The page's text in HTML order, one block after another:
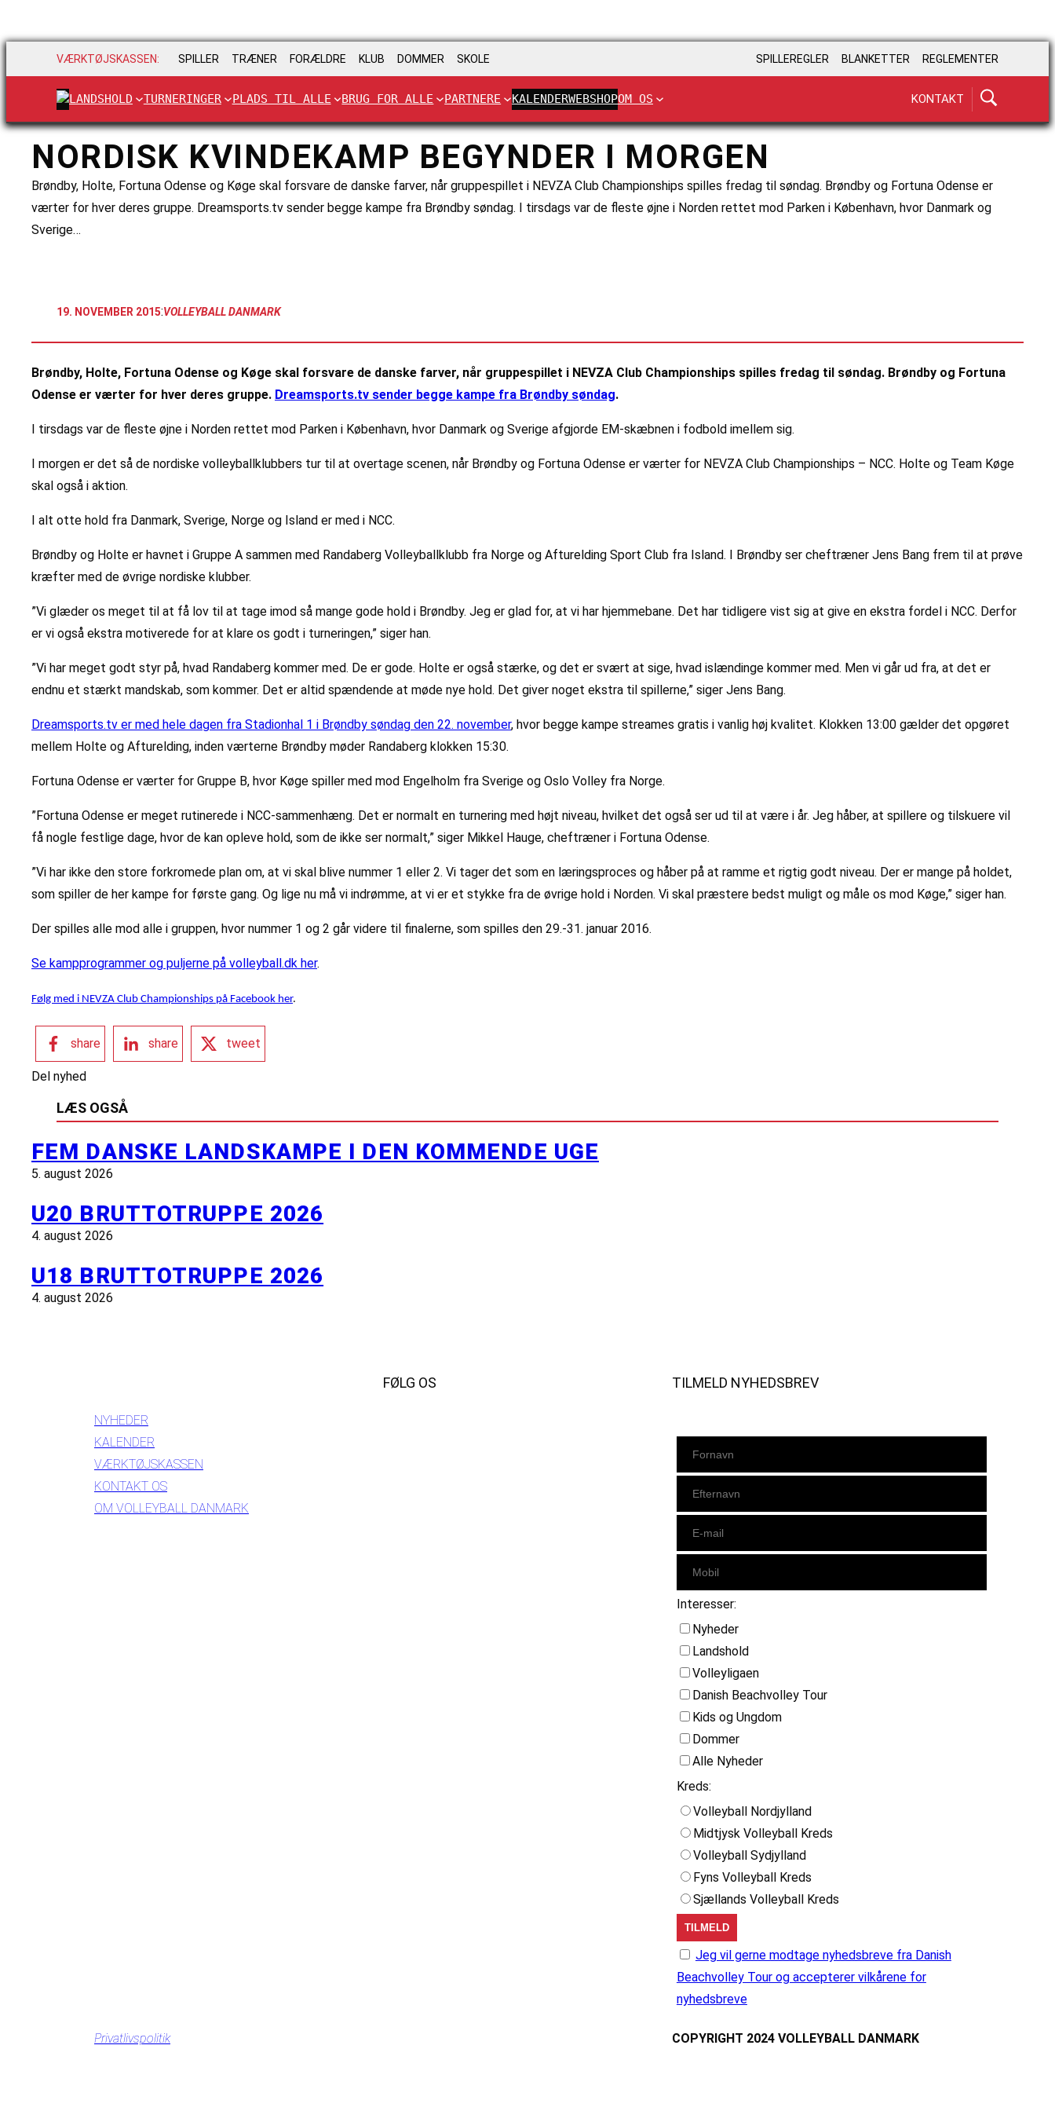
VÆRKTØJSKASSEN: SPILLER TRÆNER FORÆLDRE KLUB DOMMER SKOLE SPILLEREGLER BLANKETTER REGLEMENTER
LANDSHOLD TURNERINGER PLADS TIL ALLE BRUG FOR ALLE PARTNERE KALENDERWEBSHOPOM OS KONTAKT
NORDISK KVINDEKAMP BEGYNDER I MORGEN
Brøndby, Holte, Fortuna Odense og Køge skal forsvare de danske farver, når gruppespillet i NEVZA Club Championships spilles fredag til søndag. Brøndby og Fortuna Odense er
værter for hver deres gruppe. Dreamsports.tv sender begge kampe fra Brøndby søndag. I tirsdags var de fleste øjne i Norden rettet mod Parken i København, hvor Danmark og
Sverige…
19. NOVEMBER 2015:VOLLEYBALL DANMARK
Brøndby, Holte, Fortuna Odense og Køge skal forsvare de danske farver, når gruppespillet i NEVZA Club Championships spilles fredag til søndag. Brøndby og Fortuna
Odense er værter for hver deres gruppe. Dreamsports.tv sender begge kampe fra Brøndby søndag.
I tirsdags var de fleste øjne i Norden rettet mod Parken i København, hvor Danmark og Sverige afgjorde EM-skæbnen i fodbold imellem sig.
I morgen er det så de nordiske volleyballklubbers tur til at overtage scenen, når Brøndby og Fortuna Odense er værter for NEVZA Club Championships – NCC. Holte og Team Køge
skal også i aktion.
I alt otte hold fra Danmark, Sverige, Norge og Island er med i NCC.
Brøndby og Holte er havnet i Gruppe A sammen med Randaberg Volleyballklubb fra Norge og Afturelding Sport Club fra Island. I Brøndby ser cheftræner Jens Bang frem til at prøve
kræfter med de øvrige nordiske klubber.
”Vi glæder os meget til at få lov til at tage imod så mange gode hold i Brøndby. Jeg er glad for, at vi har hjemmebane. Det har tidligere vist sig at give en ekstra fordel i NCC. Derfor
er vi også ekstra motiverede for at klare os godt i turneringen,” siger han.
”Vi har meget godt styr på, hvad Randaberg kommer med. De er gode. Holte er også stærke, og det er svært at sige, hvad islændinge kommer med. Men vi går ud fra, at det er
endnu et stærkt mandskab, som kommer. Det er altid spændende at møde nye hold. Det giver noget ekstra til spillerne,” siger Jens Bang.
Dreamsports.tv er med hele dagen fra Stadionhal 1 i Brøndby søndag den 22. november, hvor begge kampe streames gratis i vanlig høj kvalitet. Klokken 13:00 gælder det opgøret
mellem Holte og Afturelding, inden værterne Brøndby møder Randaberg klokken 15:30.
Fortuna Odense er værter for Gruppe B, hvor Køge spiller med mod Engelholm fra Sverige og Oslo Volley fra Norge.
”Fortuna Odense er meget rutinerede i NCC-sammenhæng. Det er normalt en turnering med højt niveau, hvilket det også ser ud til at være i år. Jeg håber, at spillere og tilskuere vil
få nogle festlige dage, hvor de kan opleve hold, som de ikke ser normalt,” siger Mikkel Hauge, cheftræner i Fortuna Odense.
”Vi har ikke den store forkromede plan om, at vi skal blive nummer 1 eller 2. Vi tager det som en læringsproces og håber på at ramme et rigtig godt niveau. Der er mange på holdet,
som spiller de her kampe for første gang. Og lige nu må vi indrømme, at vi er et stykke fra de øvrige hold i Norden. Vi skal præstere bedst muligt og måle os mod Køge,” siger han.
Der spilles alle mod alle i gruppen, hvor nummer 1 og 2 går videre til finalerne, som spilles den 29.-31. januar 2016.
Se kampprogrammer og puljerne på volleyball.dk her.
Følg med i NEVZA Club Championships på Facebook her.
share share tweet
Del nyhed
LÆS OGSÅ
FEM DANSKE LANDSKAMPE I DEN KOMMENDE UGE
5. august 2026
U20 BRUTTOTRUPPE 2026
4. august 2026
U18 BRUTTOTRUPPE 2026
4. august 2026
NYHEDER
KALENDER
VÆRKTØJSKASSEN
KONTAKT OS
OM VOLLEYBALL DANMARK
FØLG OS TILMELD NYHEDSBREV
Interesser:
Nyheder
Landshold
Volleyligaen
Danish Beachvolley Tour
Kids og Ungdom
Dommer
Alle Nyheder
Kreds:
Volleyball Nordjylland
Midtjysk Volleyball Kreds
Volleyball Sydjylland
Fyns Volleyball Kreds
Sjællands Volleyball Kreds
Jeg vil gerne modtage nyhedsbreve fra Danish
Beachvolley Tour og accepterer vilkårene for
nyhedsbreve
Privatlivspolitik COPYRIGHT 2024 VOLLEYBALL DANMARK